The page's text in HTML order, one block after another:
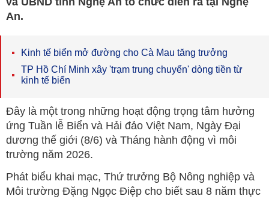
An.
Kinh tế biển mở đường cho Cà Mau tăng trưởng
TP Hồ Chí Minh xây 'trạm trung chuyển' dòng tiền từ
kinh tế biển
Đây là một trong những hoạt động trọng tâm hưởng
ứng Tuần lễ Biển và Hải đảo Việt Nam, Ngày Đại
dương thế giới (8/6) và Tháng hành động vì môi
trường năm 2026.
Phát biểu khai mạc, Thứ trưởng Bộ Nông nghiệp và
Môi trường Đặng Ngọc Điệp cho biết sau 8 năm thực